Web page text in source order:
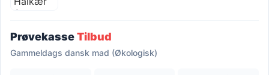
PrøvekasseTilbud
Gammeldags dansk mad (Økologisk)